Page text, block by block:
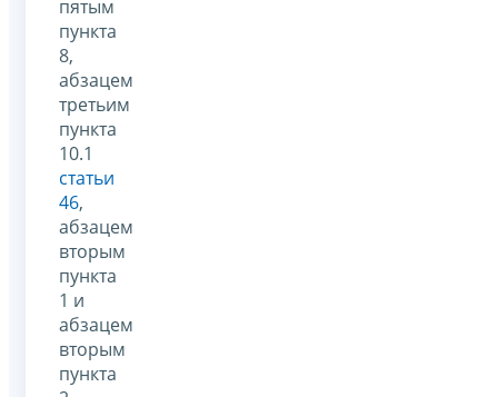
пятым
пункта
8,
абзацем
третьим
пункта
10.1
статьи
46,
абзацем
вторым
пункта
1 и
абзацем
вторым
пункта